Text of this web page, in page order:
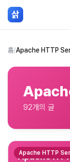
본문 바로가기
삵
홈/Apache HTTP
92개의 글
Apache
Apache HTTP